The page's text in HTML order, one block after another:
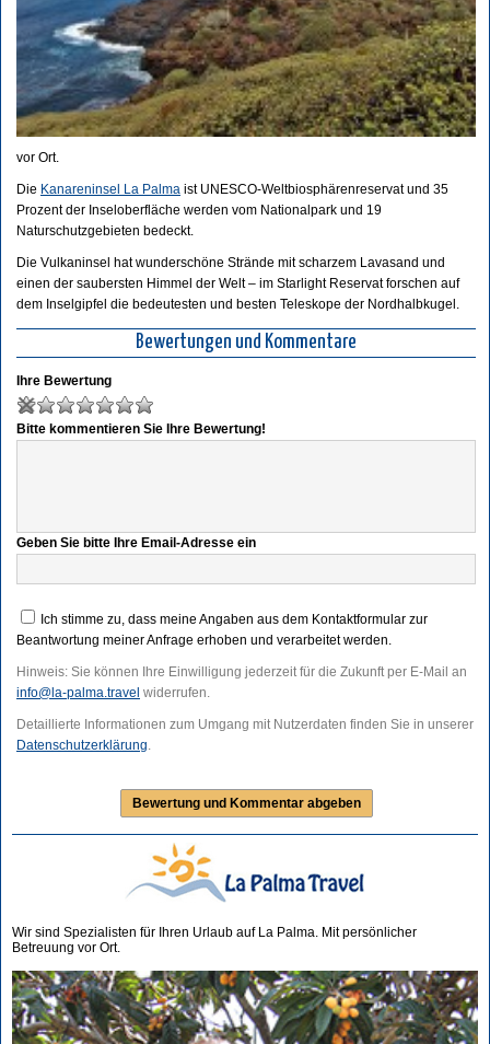
vor Ort.
Die Kanareninsel La Palma ist UNESCO-Weltbiosphärenreservat und 35
Prozent der Inseloberfläche werden vom Nationalpark und 19
Naturschutzgebieten bedeckt.
Die Vulkaninsel hat wunderschöne Strände mit scharzem Lavasand und
einen der saubersten Himmel der Welt – im Starlight Reservat forschen auf
dem Inselgipfel die bedeutesten und besten Teleskope der Nordhalbkugel.
Bewertungen und Kommentare
Ihre Bewertung
Bitte kommentieren Sie Ihre Bewertung!
Geben Sie bitte Ihre Email-Adresse ein
Ich stimme zu, dass meine Angaben aus dem Kontaktformular zur
Beantwortung meiner Anfrage erhoben und verarbeitet werden.
Hinweis: Sie können Ihre Einwilligung jederzeit für die Zukunft per E-Mail an
info@la-palma.travel widerrufen.
Detaillierte Informationen zum Umgang mit Nutzerdaten finden Sie in unserer
Datenschutzerklärung
Wir sind Spezialisten für Ihren Urlaub auf La Palma. Mit persönlicher
Betreuung vor Ort.